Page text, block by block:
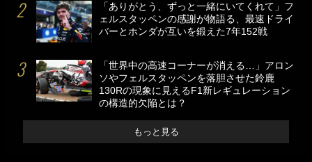
「ありがとう、ずっと一緒にいてくれて」フ
ェルスタッペンの感謝が物語る、最速ドライ
バーとホンダが互いを鍛えた7年152戦
「世界中の高速コーナーが消える…」アロン
ソやフェルスタッペンを落胆させた鈴鹿
130Rの現象に見えるF1新レギュレーション
の構造的欠陥とは？
もっと見る